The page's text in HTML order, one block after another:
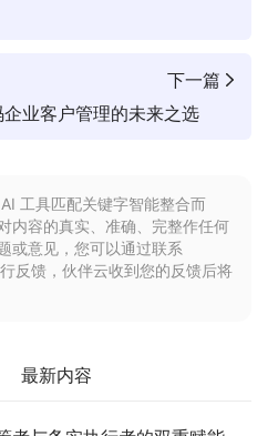
下一篇
业客户管理的未来之选
工具匹配关键字智能整合而
内容的真实、准确、完整作任何
或意见，您可以通过联系
反馈，伙伴云收到您的反馈后将
最新内容